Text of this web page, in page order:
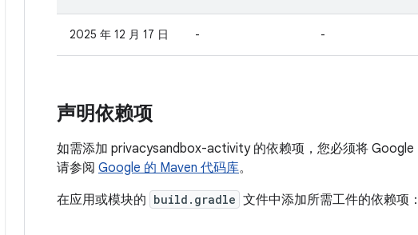
2025 年 12 月 17 日 - -
声明依赖项
如需添加 privacysandbox-activity 的依赖项，您必须将 Google
请参阅 Google 的 Maven 代码库。
在应用或模块的 build.gradle 文件中添加所需工件的依赖项：